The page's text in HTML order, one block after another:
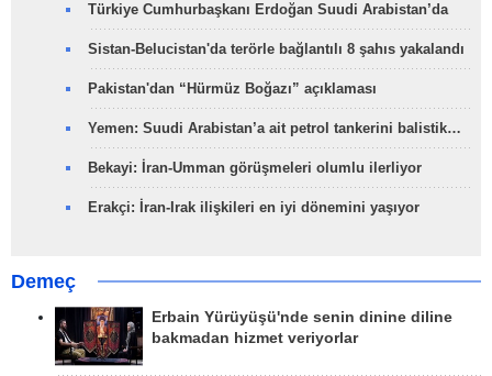
Türkiye Cumhurbaşkanı Erdoğan Suudi Arabistan’da
Sistan-Belucistan'da terörle bağlantılı 8 şahıs yakalandı
Pakistan'dan “Hürmüz Boğazı” açıklaması
Yemen: Suudi Arabistan’a ait petrol tankerini balistik…
Bekayi: İran-Umman görüşmeleri olumlu ilerliyor
Erakçi: İran-Irak ilişkileri en iyi dönemini yaşıyor
Demeç
Erbain Yürüyüşü'nde senin dinine diline
bakmadan hizmet veriyorlar